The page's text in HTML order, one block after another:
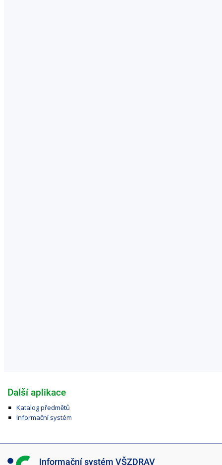
Další aplikace
Katalog předmětů
Informační systém
I Informační systém VŠZDRAV